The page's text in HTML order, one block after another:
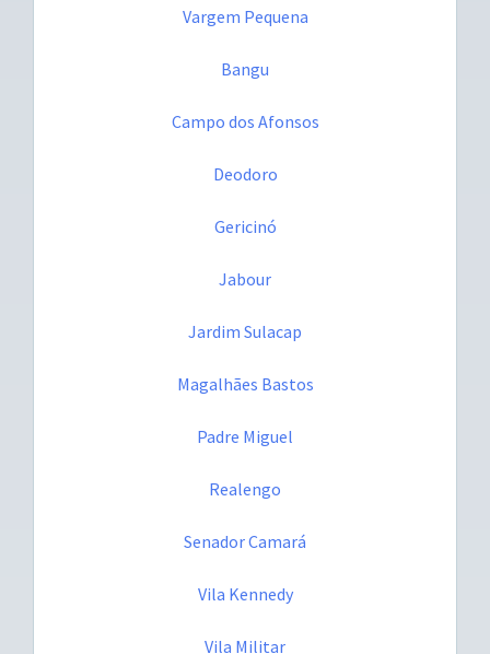
Vargem Pequena
Bangu
Campo dos Afonsos
Deodoro
Gericinó
Jabour
Jardim Sulacap
Magalhães Bastos
Padre Miguel
Realengo
Senador Camará
Vila Kennedy
Vila Militar